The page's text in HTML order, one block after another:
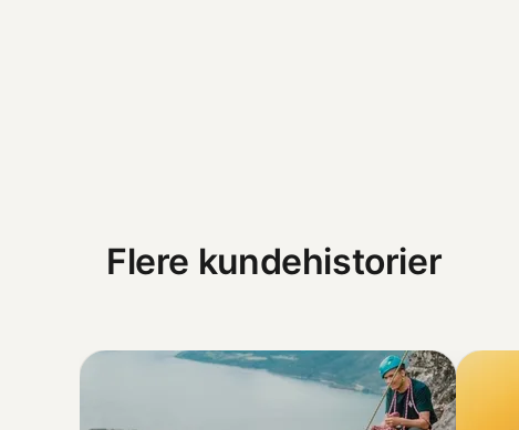
Flere kundehistorier